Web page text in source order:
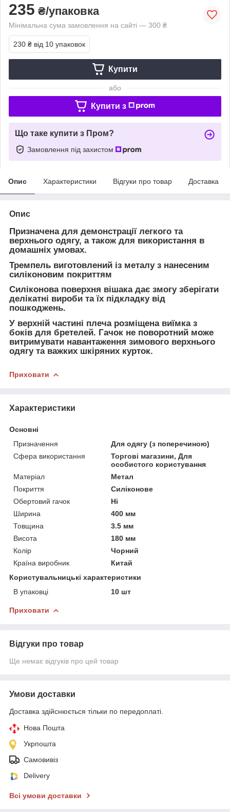
235 ₴/упаковка
Мінімальна сума замовлення на сайті — 300 ₴
230 ₴ від 10 упаковок
Купити
або
Купити з
Що таке купити з Пром?
Замовлення під захистом
Опис Характеристики Відгуки про товар Доставка
Опис
Призначена для демонстрації легкого та
верхнього одягу, а також для використання в
домашніх умовах.
Тремпель виготовлений із металу з нанесеним
силіконовим покриттям
Силіконова поверхня вішака дає змогу зберігати
делікатні вироби та їх підкладку від
пошкоджень.
У верхній частині плеча розміщена виїмка з
боків для бретелей. Гачок не поворотний може
витримувати навантаження зимового верхнього
одягу та важких шкіряних курток.
Приховати
Характеристики
Основні
Призначення
Для одягу (з поперечиною)
Сфера використання
Торгові магазини, Для
особистого користування
Матеріал
Метал
Покриття
Силіконове
Обертовий гачок
Ні
Ширина
400 мм
Товщина
3.5 мм
Висота
180 мм
Колір
Чорний
Країна виробник
Китай
Користувальницькі характеристики
В упаковці
10 шт
Приховати
Відгуки про товар
Ще немає відгуків про цей товар
Умови доставки
Доставка здійснюється тільки по передоплаті.
Нова Пошта
Укрпошта
Самовивіз
Delivery
Всі умови доставки